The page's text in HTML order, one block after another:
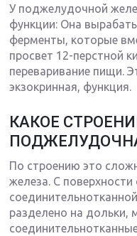
У поджелудочной
функции: Она
ферменты, которые
просвет 12-перстной
переваривание пищи.
экзокринная, функция.
КАКОЕ
По строению это
железа. С
разделено на дольки,